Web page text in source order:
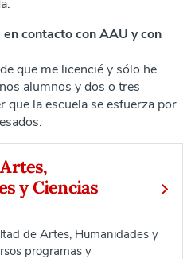
contacto con AAU y con
que me licencié y sólo he
alumnos y dos o tres
que la escuela se esfuerza por
y Ciencias
de Artes, Humanidades y
programas y